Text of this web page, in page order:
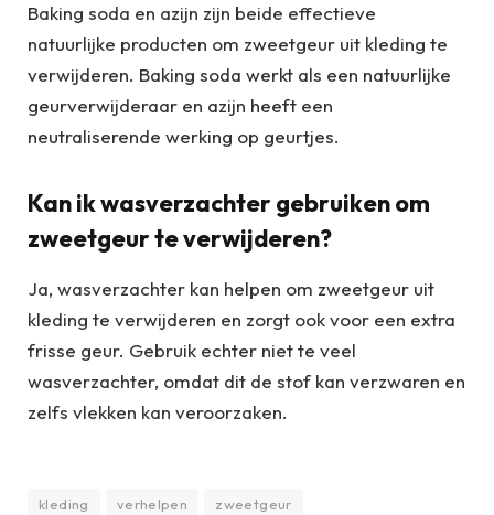
Baking soda en azijn zijn beide effectieve
natuurlijke producten om zweetgeur uit kleding te
verwijderen. Baking soda werkt als een natuurlijke
geurverwijderaar en azijn heeft een
neutraliserende werking op geurtjes.
Kan ik wasverzachter gebruiken om
zweetgeur te verwijderen?
Ja, wasverzachter kan helpen om zweetgeur uit
kleding te verwijderen en zorgt ook voor een extra
frisse geur. Gebruik echter niet te veel
wasverzachter, omdat dit de stof kan verzwaren en
zelfs vlekken kan veroorzaken.
kleding verhelpen zweetgeur